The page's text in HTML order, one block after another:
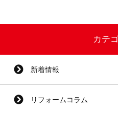
カテ
新着情報
リフォームコラム